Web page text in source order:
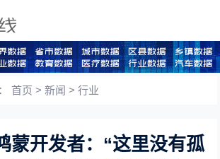
首页 >新闻 >行业
蒙开发者：“这里没有孤